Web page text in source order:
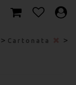
> Cartonata >